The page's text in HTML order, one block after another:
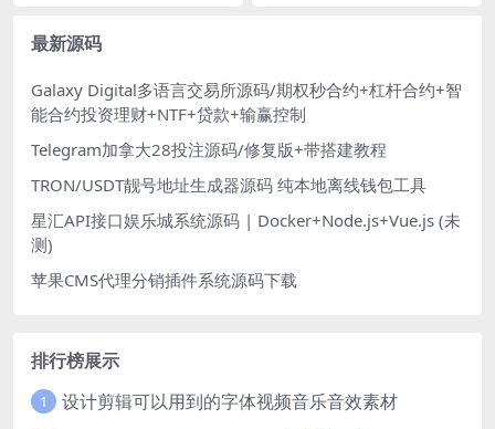
最新源码
Galaxy Digital多语言交易所源码/期权秒合约+杠杆合约+智
能合约投资理财+NTF+贷款+输赢控制
Telegram加拿大28投注源码/修复版+带搭建教程
TRON/USDT靓号地址生成器源码 纯本地离线钱包工具
星汇API接口娱乐城系统源码 | Docker+Node.js+Vue.js (未
测)
苹果CMS代理分销插件系统源码下载
排行榜展示
1 设计剪辑可以用到的字体视频音乐音效素材